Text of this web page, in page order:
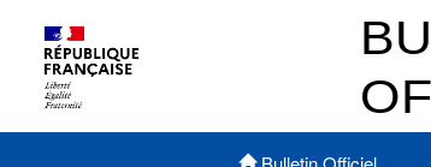
Menu principal